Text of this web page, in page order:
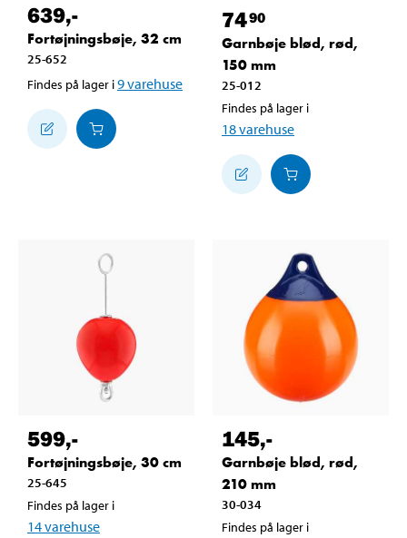
639,-
Fortøjningsbøje, 32 cm
25-652
Findes på lager i9varehuse
7490
Garnbøje blød, rød,
150 mm
25-012
Findes på lager i
18varehuse
599,-
Fortøjningsbøje, 30 cm
25-645
Findes på lager i
14varehuse
145,-
Garnbøje blød, rød,
210 mm
30-034
Findes på lager i